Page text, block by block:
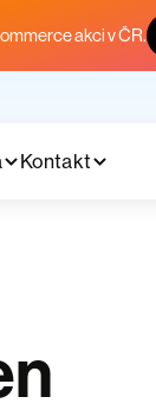
akci v ČR.
Kontakt